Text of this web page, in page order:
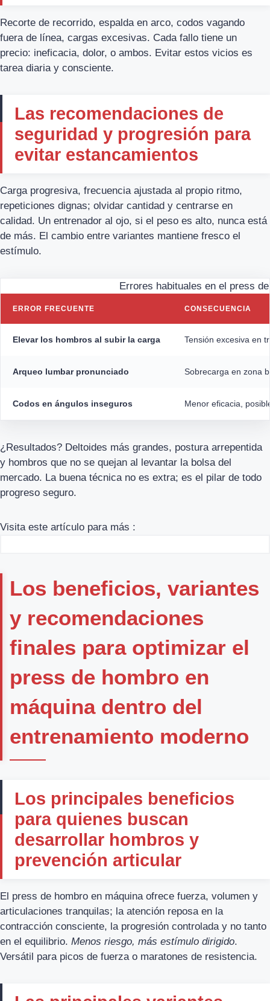
Recorte de recorrido, espalda en arco, codos vagando
fuera de línea, cargas excesivas. Cada fallo tiene un
precio: ineficacia, dolor, o ambos. Evitar estos vicios es
tarea diaria y consciente.
Las recomendaciones de
seguridad y progresión para
evitar estancamientos
Carga progresiva, frecuencia ajustada al propio ritmo,
repeticiones dignas; olvidar cantidad y centrarse en
calidad. Un entrenador al ojo, si el peso es alto, nunca está
de más. El cambio entre variantes mantiene fresco el
estímulo.
Errores habituales en el press
ERROR FRECUENTE CONSECUENCIA
Elevar los hombros al subir la carga Tensión excesiva en
Arqueo lumbar pronunciado Sobrecarga en zona
Codos en ángulos inseguros Menor eficacia,
¿Resultados? Deltoides más grandes, postura arrepentida
y hombros que no se quejan al levantar la bolsa del
mercado. La buena técnica no es extra; es el pilar de todo
progreso seguro.
Visita este artículo para más :
Los beneficios, variantes
y recomendaciones
finales para optimizar el
press de hombro en
máquina dentro del
entrenamiento moderno
Los principales beneficios
para quienes buscan
desarrollar hombros y
prevención articular
El press de hombro en máquina ofrece fuerza, volumen y
articulaciones tranquilas; la atención reposa en la
contracción consciente, la progresión controlada y no tanto
en el equilibrio. Menos riesgo, más estímulo dirigido.
Versátil para picos de fuerza o maratones de resistencia.